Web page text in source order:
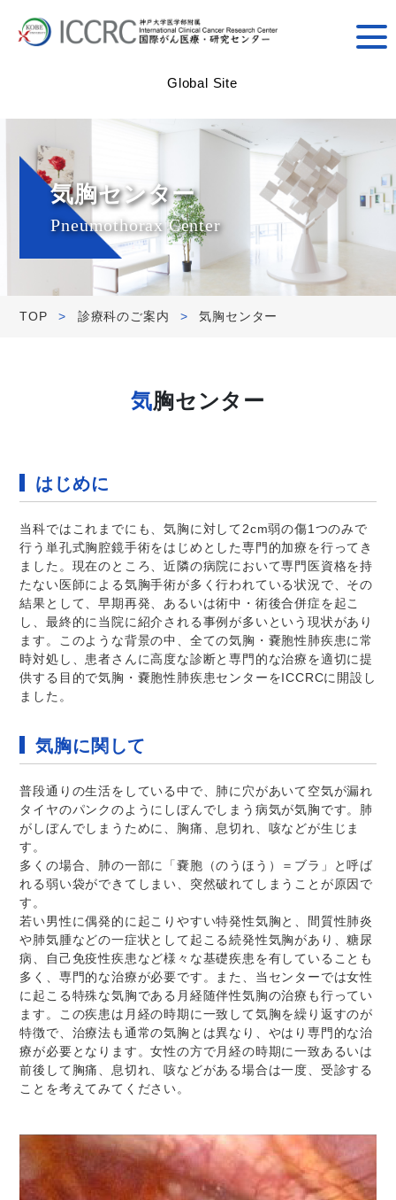
Global Site
気胸センター
Pneumothorax Center
TOP > 診療科のご案内 > 気胸センター
気胸センター
はじめに
当科ではこれまでにも、気胸に対して2cm弱の傷1つのみで
行う単孔式胸腔鏡手術をはじめとした専門的加療を行ってき
ました。現在のところ、近隣の病院において専門医資格を持
たない医師による気胸手術が多く行われている状況で、その
結果として、早期再発、あるいは術中・術後合併症を起こ
し、最終的に当院に紹介される事例が多いという現状があり
ます。このような背景の中、全ての気胸・嚢胞性肺疾患に常
時対処し、患者さんに高度な診断と専門的な治療を適切に提
供する目的で気胸・嚢胞性肺疾患センターをICCRCに開設し
ました。
気胸に関して
普段通りの生活をしている中で、肺に穴があいて空気が漏れ
タイヤのパンクのようにしぼんでしまう病気が気胸です。肺
がしぼんでしまうために、胸痛、息切れ、咳などが生じま
す。
多くの場合、肺の一部に「嚢胞（のうほう）＝ブラ」と呼ば
れる弱い袋ができてしまい、突然破れてしまうことが原因で
す。
若い男性に偶発的に起こりやすい特発性気胸と、間質性肺炎
や肺気腫などの一症状として起こる続発性気胸があり、糖尿
病、自己免疫性疾患など様々な基礎疾患を有していることも
多く、専門的な治療が必要です。また、当センターでは女性
に起こる特殊な気胸である月経随伴性気胸の治療も行ってい
ます。この疾患は月経の時期に一致して気胸を繰り返すのが
特徴で、治療法も通常の気胸とは異なり、やはり専門的な治
療が必要となります。女性の方で月経の時期に一致あるいは
前後して胸痛、息切れ、咳などがある場合は一度、受診する
ことを考えてみてください。